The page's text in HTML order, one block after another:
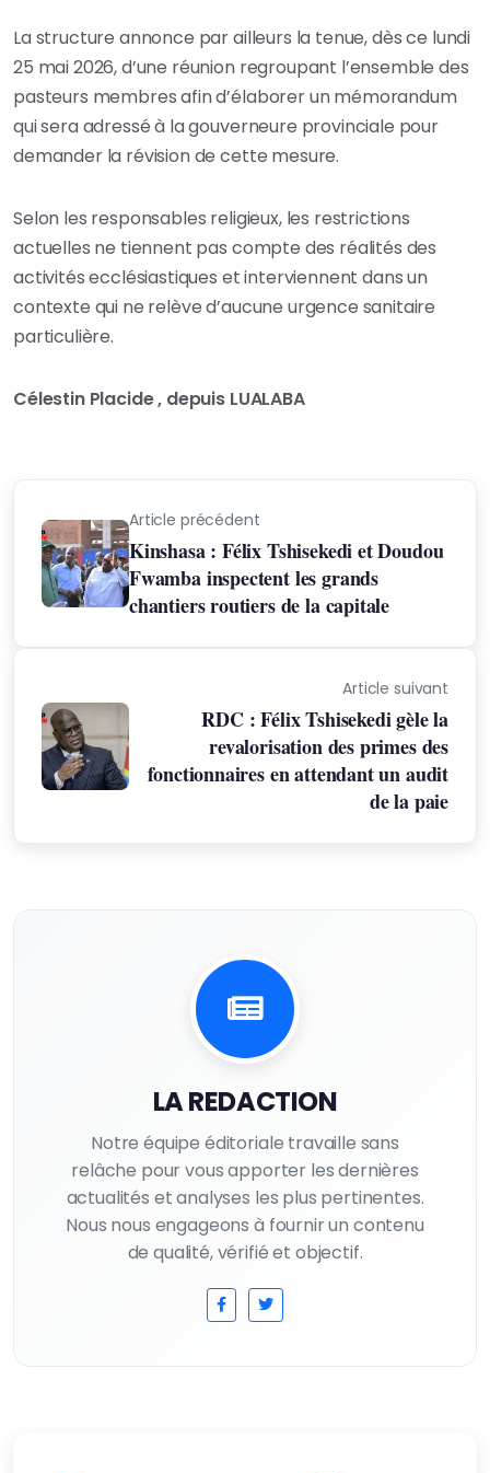
La structure annonce par ailleurs la tenue, dès ce lundi
25 mai 2026, d’une réunion regroupant l’ensemble des
pasteurs membres afin d’élaborer un mémorandum
qui sera adressé à la gouverneure provinciale pour
demander la révision de cette mesure.
Selon les responsables religieux, les restrictions
actuelles ne tiennent pas compte des réalités des
activités ecclésiastiques et interviennent dans un
contexte qui ne relève d’aucune urgence sanitaire
particulière.
Célestin Placide , depuis LUALABA
Article précédent
Kinshasa : Félix Tshisekedi et Doudou
Fwamba inspectent les grands
chantiers routiers de la capitale
Article suivant
RDC : Félix Tshisekedi gèle la
revalorisation des primes des
fonctionnaires en attendant un audit
de la paie
LA REDACTION
Notre équipe éditoriale travaille sans
relâche pour vous apporter les dernières
actualités et analyses les plus pertinentes.
Nous nous engageons à fournir un contenu
de qualité, vérifié et objectif.